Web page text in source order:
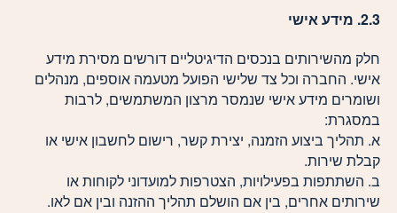
2.3. מידע אישי
חלק מהשירותים בנכסים הדיגיטליים דורשים מסירת מידע
אישי. החברה וכל צד שלישי הפועל מטעמה אוספים, מנהלים
ושומרים מידע אישי שנמסר מרצון המשתמשים, לרבות
במסגרת:
א. תהליך ביצוע הזמנה, יצירת קשר, רישום לחשבון אישי או
קבלת שירות.
ב. השתתפות בפעילויות, הצטרפות למועדוני לקוחות או
שירותים אחרים, בין אם הושלם תהליך ההזנה ובין אם לאו.